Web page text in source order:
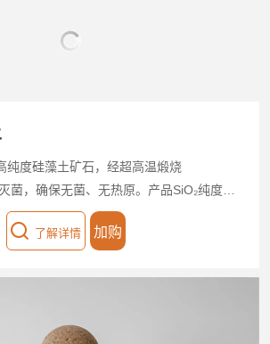
纯度硅藻土矿石，经超高温煅烧
菌，确保无菌、无热原。产品SiO₂纯度
精准分级，孔隙率≥80%，比表面积50-
、抗生素等高纯度药液过滤需求。符合
优。低吸附损耗（活性成分保留率
了解详情 加购